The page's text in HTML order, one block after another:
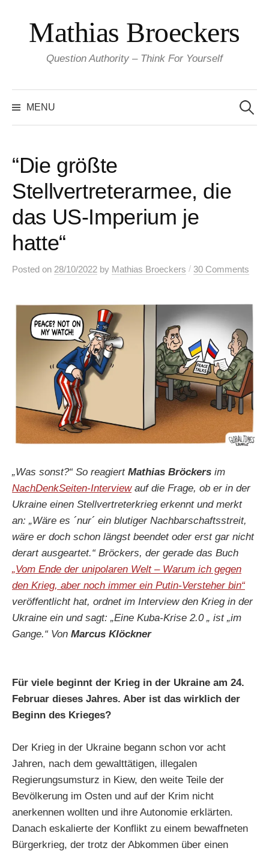
content
Mathias Broeckers
Question Authority – Think For Yourself
MENU
for:
“Die größte
Stellvertreterarmee, die
das US-Imperium je
hatte“
Posted on 28/10/2022 by Mathias Broeckers / 30 Comments
„Was sonst?“ So reagiert Mathias Bröckers im
NachDenkSeiten-Interviewauf die Frage, ob er in der
Ukraine einen Stellvertreterkrieg erkennt und merkt
an: „Wäre es ´nur´ ein blutiger Nachbarschaftsstreit,
wäre er doch schon längst beendet oder erst gar nicht
derart ausgeartet.“ Bröckers, der gerade das Buch
„Vom Ende der unipolaren Welt – Warum ich gegen
den Krieg, aber noch immer ein Putin-Versteher bin“
veröffentlicht hat, ordnet im Interview den Krieg in der
Ukraine ein und sagt: „Eine Kuba-Krise 2.0 „ ist „im
Gange.“ Von Marcus Klöckner
Für viele beginnt der Krieg in der Ukraine am 24.
Februar dieses Jahres. Aber ist das wirklich der
Beginn des Krieges?
Der Krieg in der Ukraine begann schon vor acht
Jahren, nach dem gewalttätigen, illegalen
Regierungsumsturz in Kiew, den weite Teile der
Bevölkerung im Osten und auf der Krim nicht
anerkennen wollten und ihre Autonomie erklärten.
Danach eskalierte der Konflikt zu einem bewaffneten
Bürgerkrieg, der trotz der Abkommen über einen